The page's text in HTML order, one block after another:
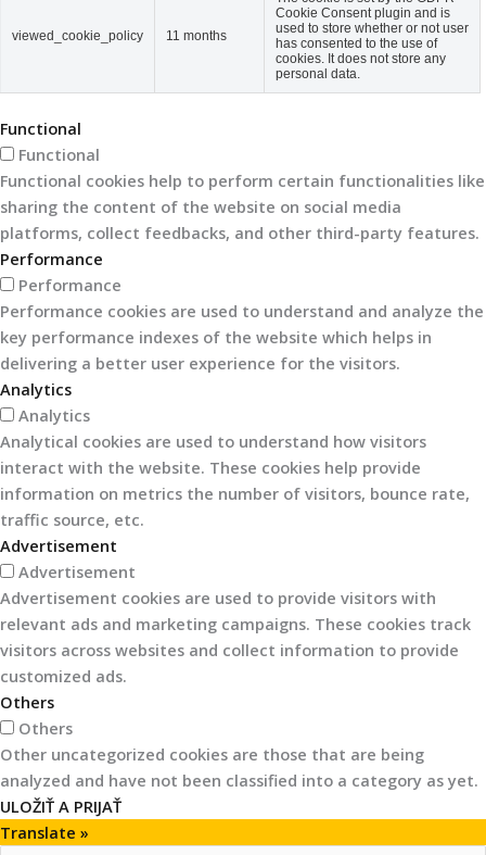
viewed_cookie_policy 11 months
Cookie Consent plugin and is
used to store whether or not user
has consented to the use of
cookies. It does not store any
personal data.
Functional
Functional
Functional cookies help to perform certain functionalities like
sharing the content of the website on social media
platforms, collect feedbacks, and other third-party features.
Performance
Performance
Performance cookies are used to understand and analyze the
key performance indexes of the website which helps in
delivering a better user experience for the visitors.
Analytics
Analytics
Analytical cookies are used to understand how visitors
interact with the website. These cookies help provide
information on metrics the number of visitors, bounce rate,
traffic source, etc.
Advertisement
Advertisement
Advertisement cookies are used to provide visitors with
relevant ads and marketing campaigns. These cookies track
visitors across websites and collect information to provide
customized ads.
Others
Others
Other uncategorized cookies are those that are being
analyzed and have not been classified into a category as yet.
ULOŽIŤ A PRIJAŤ
Translate »